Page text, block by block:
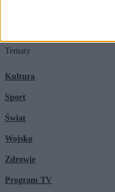
Tematy
Kultura
Sport
Świat
Wojsko
Zdrowie
Program TV